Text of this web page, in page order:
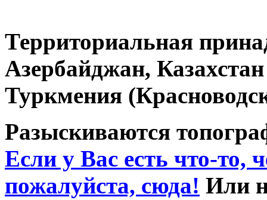
Территориальная
Азербайджан,
Туркмения
Разыскиваются
Если у Вас есть что-то,
пожалуйста, сюда! Или